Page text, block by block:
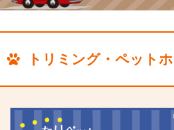
トリミング・ペット